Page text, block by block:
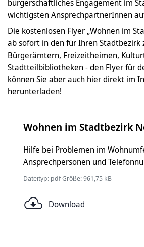
bürgerschaftliches Engagement im
wichtigsten AnsprechpartnerInnen
Die kostenlosen Flyer „Wohnen im
ab sofort in den für Ihren Stadtbezirk
Bürgerämtern, Freizeitheimen,
Stadtteilbibliotheken - den Flyer für
können Sie aber auch hier direkt im
herunterladen!
Wohnen im Stadtbezirk
Hilfe bei Problemen im
Ansprechpersonen und
Dateityp: pdf Größe: 961,75 kB
Download